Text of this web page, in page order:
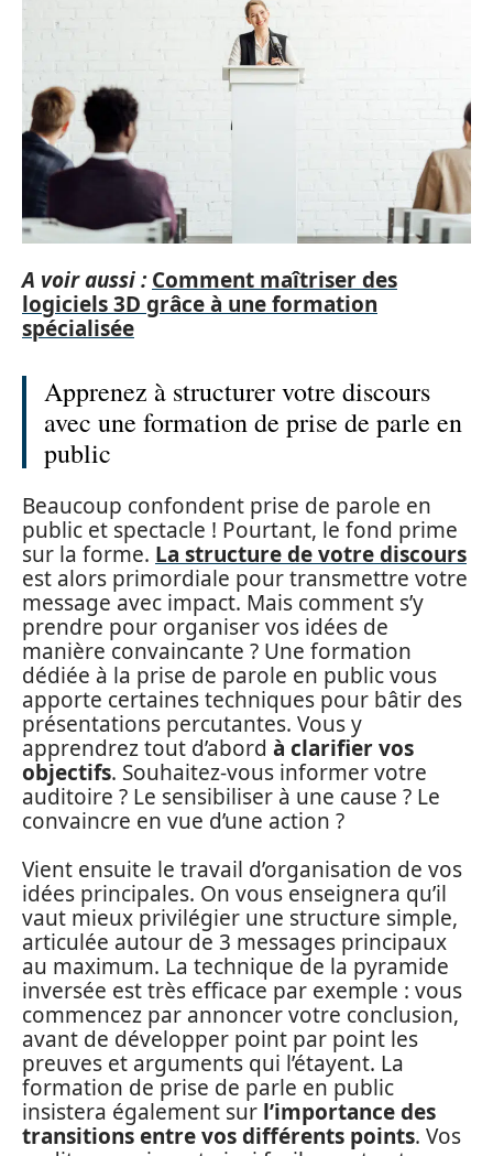
A voir aussi : Comment maîtriser des
logiciels 3D grâce à une formation
spécialisée
Apprenez à structurer votre discours
avec une formation de prise de parle en
public
Beaucoup confondent prise de parole en
public et spectacle ! Pourtant, le fond prime
sur la forme. La structure de votre discours
est alors primordiale pour transmettre votre
message avec impact. Mais comment s’y
prendre pour organiser vos idées de
manière convaincante ? Une formation
dédiée à la prise de parole en public vous
apporte certaines techniques pour bâtir des
présentations percutantes. Vous y
apprendrez tout d’abord à clarifier vos
objectifs. Souhaitez-vous informer votre
auditoire ? Le sensibiliser à une cause ? Le
convaincre en vue d’une action ?
Vient ensuite le travail d’organisation de vos
idées principales. On vous enseignera qu’il
vaut mieux privilégier une structure simple,
articulée autour de 3 messages principaux
au maximum. La technique de la pyramide
inversée est très efficace par exemple : vous
commencez par annoncer votre conclusion,
avant de développer point par point les
preuves et arguments qui l’étayent. La
formation de prise de parle en public
insistera également sur l’importance des
transitions entre vos différents points. Vos